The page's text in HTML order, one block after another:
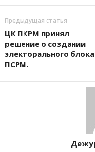
Предыдущая статья
ЦК ПКРМ принял
решение о создании
электорального блока
ПСРМ.